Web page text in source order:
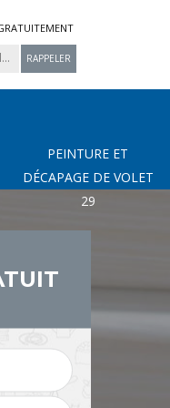
PEINTURE ET
DÉCAPAGE DE VOLET
29
Peinture Extérieure 29